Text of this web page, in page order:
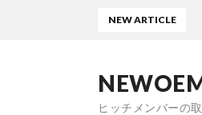
ヒッチメンバーの
NEW ARTICLE